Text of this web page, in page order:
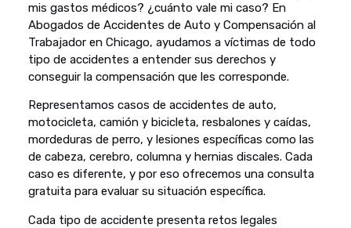
mis gastos médicos? ¿cuánto vale mi caso? En
Abogados de Accidentes de Auto y Compensación al
Trabajador en Chicago, ayudamos a víctimas de todo
tipo de accidentes a entender sus derechos y
conseguir la compensación que les corresponde.
Representamos casos de accidentes de auto,
motocicleta, camión y bicicleta, resbalones y caídas,
mordeduras de perro, y lesiones específicas como las
de cabeza, cerebro, columna y hernias discales. Cada
caso es diferente, y por eso ofrecemos una consulta
gratuita para evaluar su situación específica.
Cada tipo de accidente presenta retos legales